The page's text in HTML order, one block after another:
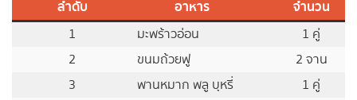
ลำดับ อาหาร จำนวน
1 มะพร้าวอ่อน
1 คู่
2
ขนมถ้วยฟู
2 จาน
3
พานหมาก พลู บุหรี่
1 คู่